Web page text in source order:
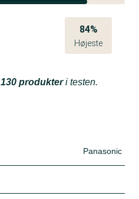
84%
Højeste
130 produkteri testen.
Panasonic